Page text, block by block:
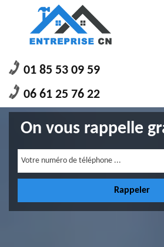
01 85 53 09 59
06 61 25 76 22
On vous rappelle